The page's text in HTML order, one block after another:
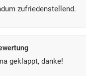
zufriedenstellend.
geklappt, danke!